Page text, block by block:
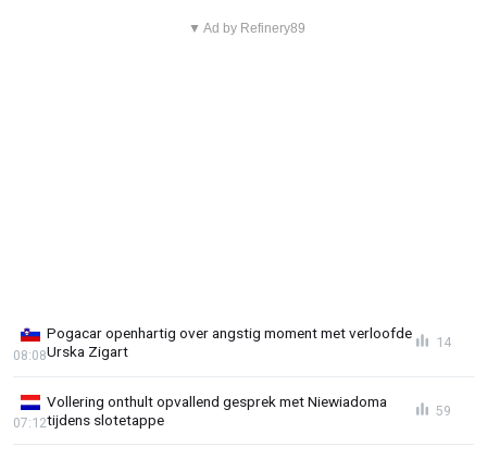
▼ Ad by Refinery89
Pogacar openhartig over angstig moment met verloofde
Urska Zigart
08:08
14
Vollering onthult opvallend gesprek met Niewiadoma
tijdens slotetappe
07:12
59